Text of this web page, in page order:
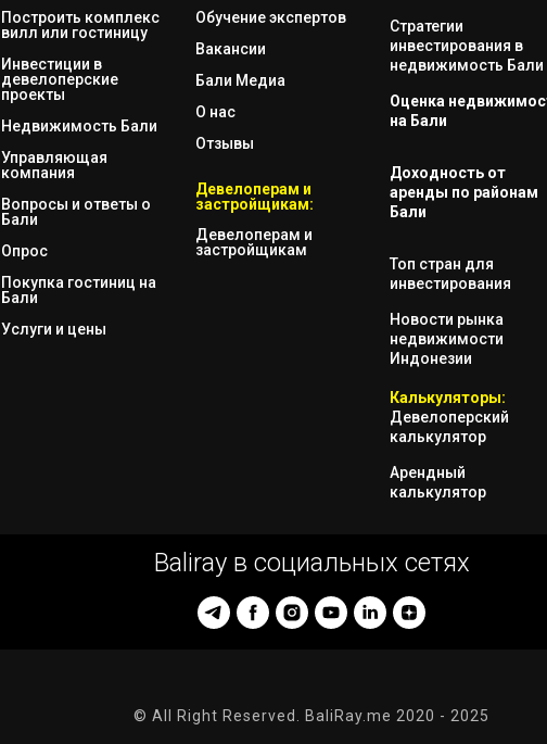
Построить комплекс
вилл или гостиницу
Инвестиции в
девелоперские
проекты
Недвижимость Бали
Управляющая
компания
Вопросы и ответы о
Бали
Опрос
Покупка гостиниц на
Бали
Услуги и цены
Обучение экспертов
Вакансии
Бали Медиа
О нас
Отзывы
Девелоперам и
застройщикам:
Девелоперам и
застройщикам
Стратегии
инвестирования в
недвижимость Бали
Оценка
на Бали
Доходность от
аренды по районам
Бали
Топ стран для
инвестирования
Новости рынка
недвижимости
Индонезии
Калькуляторы:
Девелоперский
калькулятор
Арендный
калькулятор
Baliray в социальных сетях
© All Right Reserved. BaliRay.me 2020 - 2025